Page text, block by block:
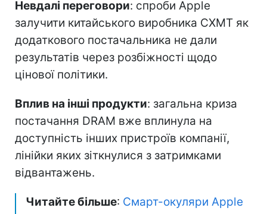
Невдалі переговори: спроби Apple
залучити китайського виробника CXMT як
додаткового постачальника не дали
результатів через розбіжності щодо
цінової політики.
Вплив на інші продукти: загальна криза
постачання DRAM вже вплинула на
доступність інших пристроїв компанії,
лінійки яких зіткнулися з затримками
відвантажень.
Читайте більше: Смарт-окуляри Apple